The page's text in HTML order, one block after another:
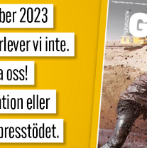
gnistan
i